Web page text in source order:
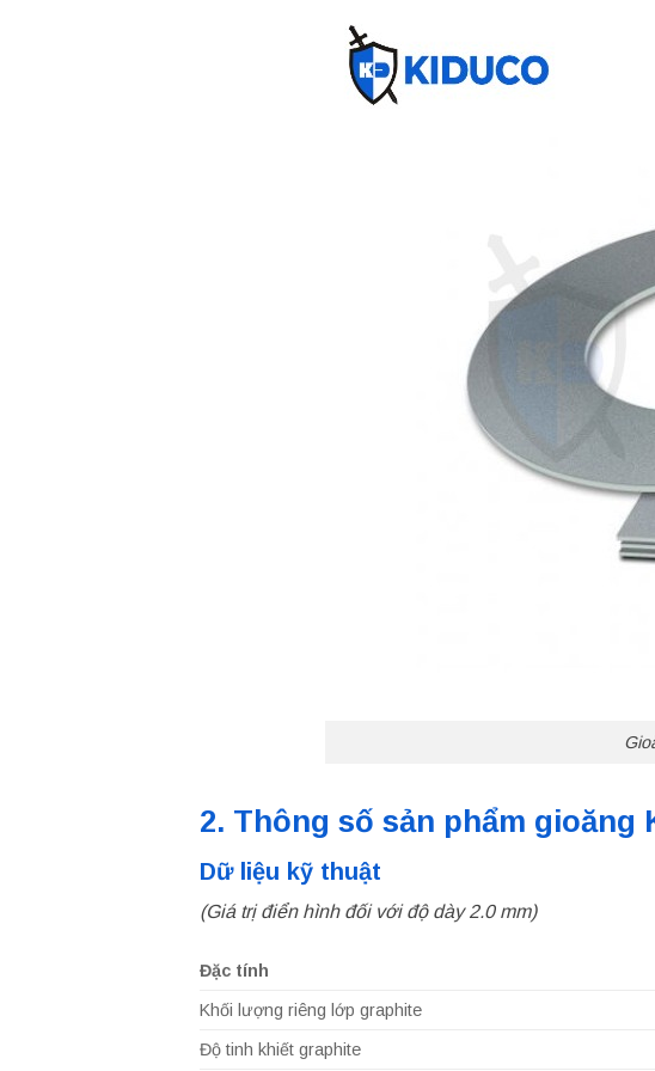
2. Thông số sản phẩm gioăng
Dữ liệu kỹ thuật
(Giá trị điển hình đối với độ dày 2.0 mm)
Đặc tính
Khối lượng riêng lớp graphite
Độ tinh khiết graphite